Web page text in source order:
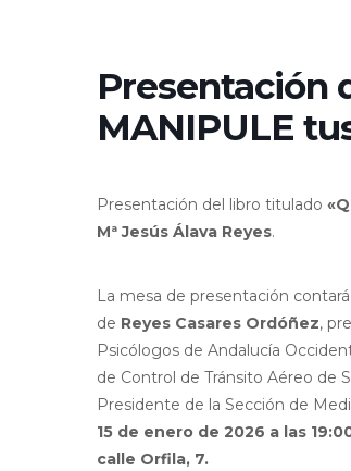
Presentación
MANIPULE
Presentación del libro titulado
Mª Jesús Álava Reyes.
La mesa de presentación
de Reyes Casares Ordóñez,
Psicólogos de Andalucía
de Control de Tránsito Aéreo de
Presidente de la Sección de
15 de enero de 2026 a las
calle Orfila, 7.